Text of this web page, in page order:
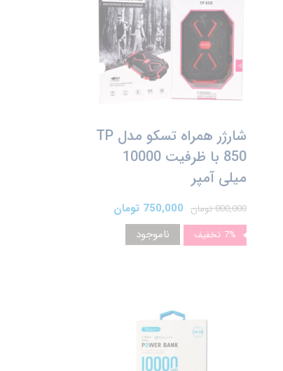
شارژر همراه تسکو مدل TP
850 با ظرفیت 10000
میلی آمپر
800,000 تومان 750,000 تومان
7% تخفیف ناموجود